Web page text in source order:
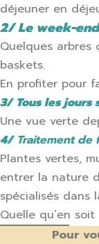
déjeuner en
2/Le week-
Quelques arbres
baskets.
En profiter pour
3/ Tous les jours
Une vue verte
4/ Traitement
Plantes vertes,
entrer la nature
spécialisés dans
Quelle qu’en
Pour